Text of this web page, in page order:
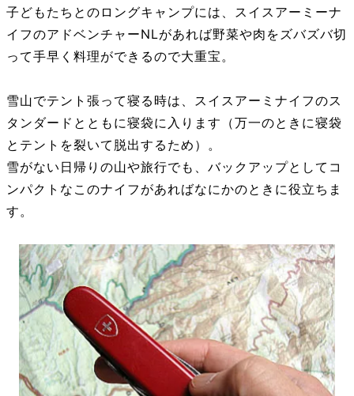
子どもたちとのロングキャンプには、スイスアーミーナ
イフのアドベンチャーNLがあれば野菜や肉をズバズバ切
って手早く料理ができるので大重宝。
雪山でテント張って寝る時は、スイスアーミナイフのス
タンダードとともに寝袋に入ります（万一のときに寝袋
とテントを裂いて脱出するため）。
雪がない日帰りの山や旅行でも、バックアップとしてコ
ンパクトなこのナイフがあればなにかのときに役立ちま
す。